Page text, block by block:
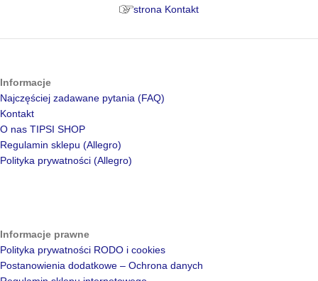
strona Kontakt
Informacje
Najczęściej zadawane pytania (FAQ)
Kontakt
O nas TIPSI SHOP
Regulamin sklepu (Allegro)
Polityka prywatności (Allegro)
Informacje prawne
Polityka prywatności RODO i cookies
Postanowienia dodatkowe – Ochrona danych